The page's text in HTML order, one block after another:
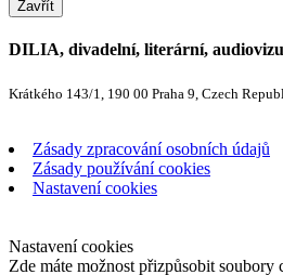
Zavřít
DILIA, divadelní, literární,
Krátkého 143/1, 190 00 Praha 9, Czech
Zásady zpracování osobních údajů
Zásady používání cookies
Nastavení cookies
Nastavení cookies
Zde máte možnost přizpůsobit